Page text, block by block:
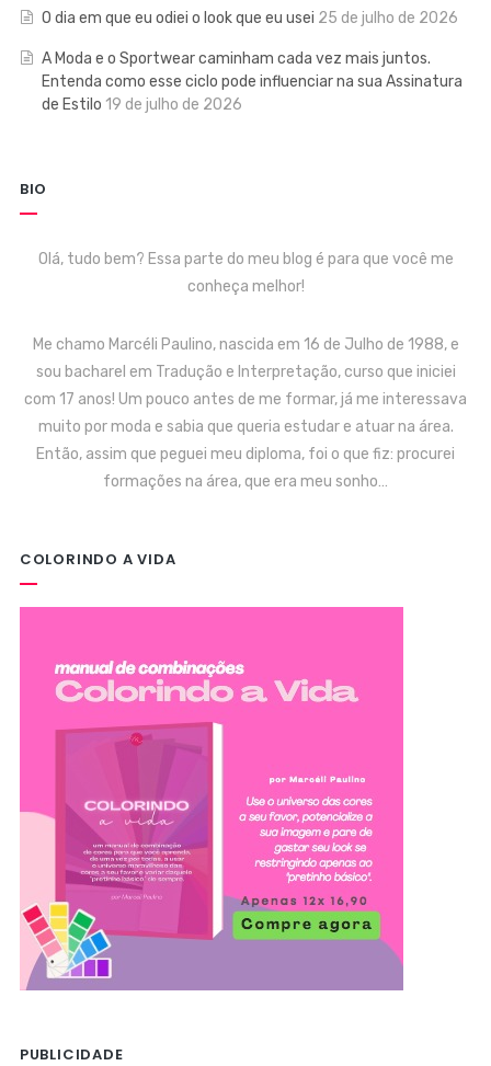
O dia em que eu odiei o look que eu usei 25 de julho de 2026
A Moda e o Sportwear caminham cada vez mais juntos.
Entenda como esse ciclo pode influenciar na sua Assinatura
de Estilo 19 de julho de 2026
BIO
Olá, tudo bem? Essa parte do meu blog é para que você me
conheça melhor!
Me chamo Marcéli Paulino, nascida em 16 de Julho de 1988, e
sou bacharel em Tradução e Interpretação, curso que iniciei
com 17 anos! Um pouco antes de me formar, já me interessava
muito por moda e sabia que queria estudar e atuar na área.
Então, assim que peguei meu diploma, foi o que fiz: procurei
formações na área, que era meu sonho…
COLORINDO A VIDA
PUBLICIDADE